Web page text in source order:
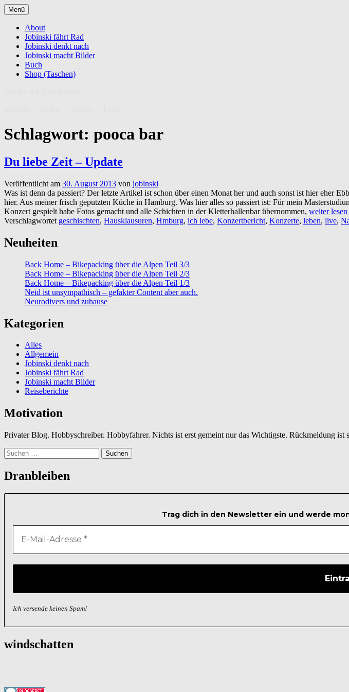
Zum
Inhalt
springen
Menü
About
Jobinski fährt Rad
Jobinski denkt nach
Jobinski macht Bilder
Buch
Shop (Taschen)
Schlagwort: pooca bar
Du liebe Zeit – Update
Veröffentlicht am 30. August 2013 von jobinski
Was ist denn da passiert? Der letzte Artikel ist schon über einen Monat her und auch sonst ist hier eher
hier. Aus meiner frisch geputzten Küche in Hamburg. Was hier alles so passiert ist: Für mein
Konzert gespielt habe Fotos gemacht und alle Schichten in der Kletterhallenbar übernommen, weiter
Verschlagwortet geschischten, Hausklausuren, Hmburg, ich lebe, Konzertbericht, Konzerte, leben, live,
Neuheiten
Back Home – Bikepacking über die Alpen Teil 3/3
Back Home – Bikepacking über die Alpen Teil 2/3
Back Home – Bikepacking über die Alpen Teil 1/3
Neid ist unsympathisch – gefakter Content aber auch.
Neurodivers und zuhause
Kategorien
Alles
Allgemein
Jobinski denkt nach
Jobinski fährt Rad
Jobinski macht Bilder
Reiseberichte
Motivation
Privater Blog. Hobbyschreiber. Hobbyfahrer. Nichts ist erst gemeint nur das Wichtigste. Rückmeldung ist
Suchen
nach:
Dranbleiben
Trag dich in den Newsletter ein und werde
Ich versende keinen Spam!
windschatten